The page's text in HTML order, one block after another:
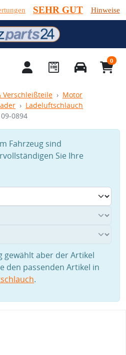
SEHR GUT Hinweise
0
Verschleißteile
Motor
Ladeluftschlauch
0894
Fahrzeug sind
Sie Ihre
gewählt aber der Artikel
den passenden Artikel in
.